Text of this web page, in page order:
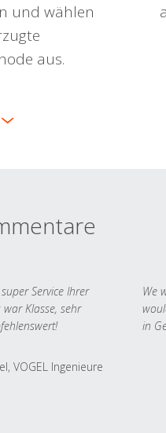
und wählen
aus.
Service Ihrer
Klasse, sehr
VOGEL Ingenieure
We
in